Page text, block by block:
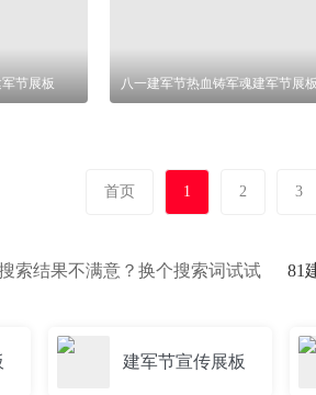
节展板
首页 1 2 3
索结果不满意？换个搜索词试试 81
建军节宣传展板